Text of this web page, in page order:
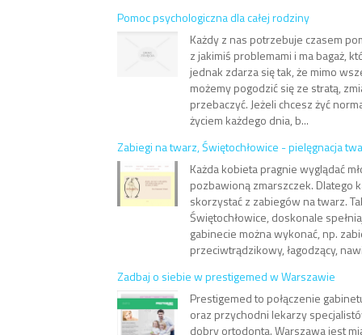
Pomoc psychologiczna dla całej rodziny
Każdy z nas potrzebuje czasem
z jakimiś problemami i ma bagaż,
jednak zdarza się tak, że mimo
możemy pogodzić się ze stratą,
przebaczyć. Jeżeli chcesz żyć
życiem każdego dnia, b...
Zabiegi na twarz, Świętochłowice - pielęgnacja
Każda kobieta pragnie wyglądać
pozbawioną zmarszczek. Dlatego
skorzystać z zabiegów na twarz.
Świętochłowice, doskonale
gabinecie można wykonać, np.
przeciwtrądzikowy, łagodzący,
Zadbaj o siebie w prestigemed w Warszawie
Prestigemed to połączenie
oraz przychodni lekarzy
dobry ortodonta. Warszawa jest